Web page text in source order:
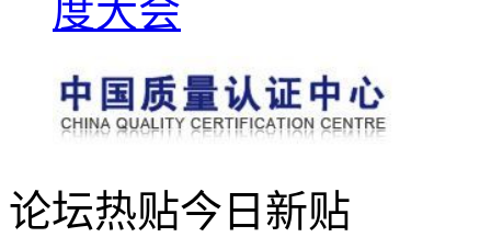
论坛热贴今日新贴